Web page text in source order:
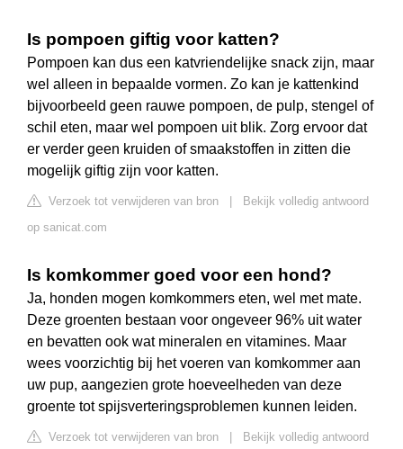
Is pompoen giftig voor katten?
Pompoen kan dus een katvriendelijke snack zijn, maar
wel alleen in bepaalde vormen. Zo kan je kattenkind
bijvoorbeeld geen rauwe pompoen, de pulp, stengel of
schil eten, maar wel pompoen uit blik. Zorg ervoor dat
er verder geen kruiden of smaakstoffen in zitten die
mogelijk giftig zijn voor katten.
Verzoek tot verwijderen van bron
Bekijk volledig antwoord
op sanicat.com
Is komkommer goed voor een hond?
Ja, honden mogen komkommers eten, wel met mate.
Deze groenten bestaan ​​voor ongeveer 96% uit water
en bevatten ook wat mineralen en vitamines. Maar
wees voorzichtig bij het voeren van komkommer aan
uw pup, aangezien grote hoeveelheden van deze
groente tot spijsverteringsproblemen kunnen leiden.
Verzoek tot verwijderen van bron
Bekijk volledig antwoord